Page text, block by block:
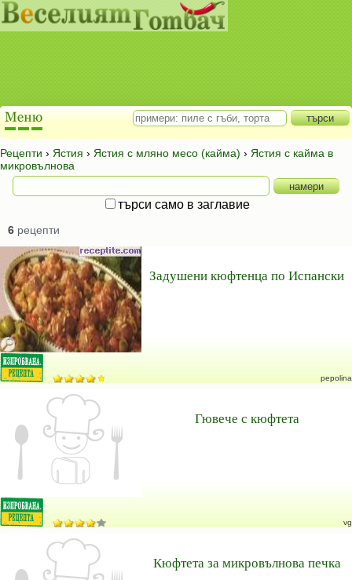
Рецепти › Ястия › Ястия с мляно месо (кайма) › Ястия с кайма в
микровълнова
търси само в заглавие
6 рецепти
Задушени кюфтенца по Испански
pepolina
Гювече с кюфтета
vg
Кюфтета за микровълнова печка